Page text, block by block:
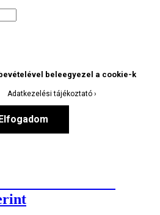
film 2025-ben a
beleegyezel a cookie-k
Adatkezelési tájékoztató